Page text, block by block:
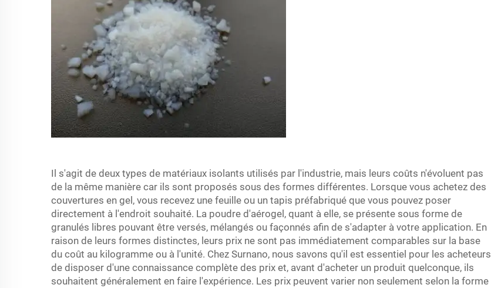
Il s'agit de deux types de matériaux isolants utilisés par l'industrie, mais leurs coûts n'évoluent pas
de la même manière car ils sont proposés sous des formes différentes. Lorsque vous achetez des
couvertures en gel, vous recevez une feuille ou un tapis préfabriqué que vous pouvez poser
directement à l'endroit souhaité. La poudre d'aérogel, quant à elle, se présente sous forme de
granulés libres pouvant être versés, mélangés ou façonnés afin de s'adapter à votre application. En
raison de leurs formes distinctes, leurs prix ne sont pas immédiatement comparables sur la base
du coût au kilogramme ou à l'unité. Chez Surnano, nous savons qu'il est essentiel pour les acheteurs
de disposer d'une connaissance complète des prix et, avant d'acheter un produit quelconque, ils
souhaitent généralement en faire l'expérience. Les prix peuvent varier non seulement selon la forme